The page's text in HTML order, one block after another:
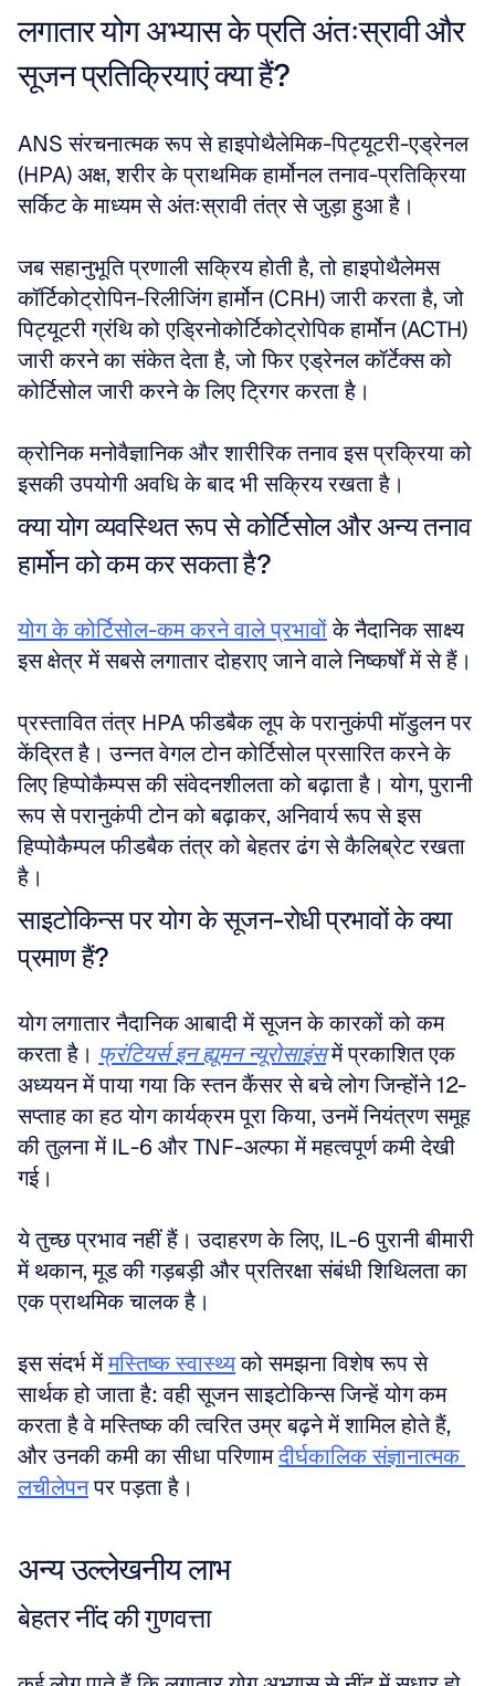
लगातार योग अभ्यास के प्रति अंतःस्रावी और
सूजन प्रतिक्रियाएं क्या हैं?
ANS संरचनात्मक रूप से हाइपोथैलेमिक-पिट्यूटरी-एड्रेनल
(HPA) अक्ष, शरीर के प्राथमिक हार्मोनल तनाव-प्रतिक्रिया
सर्किट के माध्यम से अंतःस्रावी तंत्र से जुड़ा हुआ है।
जब सहानुभूति प्रणाली सक्रिय होती है, तो हाइपोथैलेमस
कॉर्टिकोट्रोपिन-रिलीजिंग हार्मोन (CRH) जारी करता है, जो
पिट्यूटरी ग्रंथि को एड्रिनोकोर्टिकोट्रोपिक हार्मोन (ACTH)
जारी करने का संकेत देता है, जो फिर एड्रेनल कॉर्टेक्स को
कोर्टिसोल जारी करने के लिए ट्रिगर करता है।
क्रोनिक मनोवैज्ञानिक और शारीरिक तनाव इस प्रक्रिया को
इसकी उपयोगी अवधि के बाद भी सक्रिय रखता है।
क्या योग व्यवस्थित रूप से कोर्टिसोल और अन्य तनाव
हार्मोन को कम कर सकता है?
योग के कोर्टिसोल-कम करने वाले प्रभावों के नैदानिक साक्ष्य
इस क्षेत्र में सबसे लगातार दोहराए जाने वाले निष्कर्षों में से हैं।
प्रस्तावित तंत्र HPA फीडबैक लूप के परानुकंपी मॉडुलन पर
केंद्रित है। उन्नत वेगल टोन कोर्टिसोल प्रसारित करने के
लिए हिप्पोकैम्पस की संवेदनशीलता को बढ़ाता है। योग, पुरानी
रूप से परानुकंपी टोन को बढ़ाकर, अनिवार्य रूप से इस
हिप्पोकैम्पल फीडबैक तंत्र को बेहतर ढंग से कैलिब्रेट रखता
है।
साइटोकिन्स पर योग के सूजन-रोधी प्रभावों के क्या
प्रमाण हैं?
योग लगातार नैदानिक आबादी में सूजन के कारकों को कम
करता है। फ्रंटियर्स इन ह्यूमन न्यूरोसाइंस में प्रकाशित एक
अध्ययन में पाया गया कि स्तन कैंसर से बचे लोग जिन्होंने 12-
सप्ताह का हठ योग कार्यक्रम पूरा किया, उनमें नियंत्रण समूह
की तुलना में IL-6 और TNF-अल्फा में महत्वपूर्ण कमी देखी
गई।
ये तुच्छ प्रभाव नहीं हैं। उदाहरण के लिए, IL-6 पुरानी बीमारी
में थकान, मूड की गड़बड़ी और प्रतिरक्षा संबंधी शिथिलता का
एक प्राथमिक चालक है।
इस संदर्भ में मस्तिष्क स्वास्थ्य को समझना विशेष रूप से
सार्थक हो जाता है: वही सूजन साइटोकिन्स जिन्हें योग कम
करता है वे मस्तिष्क की त्वरित उम्र बढ़ने में शामिल होते हैं,
और उनकी कमी का सीधा परिणाम दीर्घकालिक संज्ञानात्मक
लचीलेपन पर पड़ता है।
अन्य उल्लेखनीय लाभ
बेहतर नींद की गुणवत्ता